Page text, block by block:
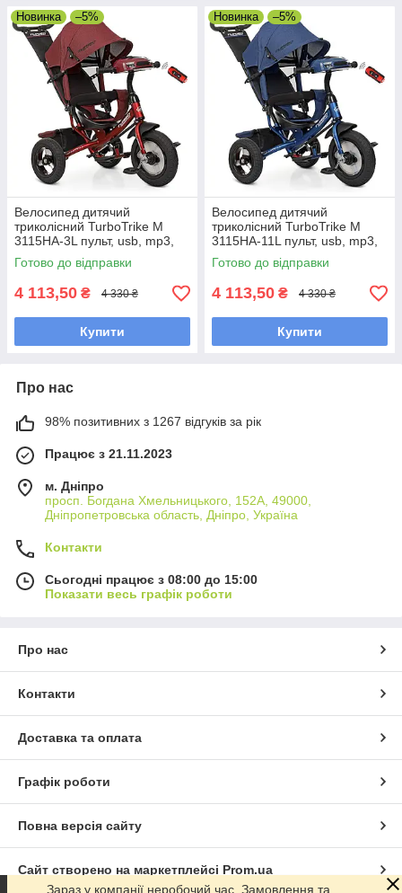
Новинка –5%
Велосипед дитячий
триколісний TurboTrike M
3115HA-3L пульт, usb, mp3,
BT, світло, колеса надувні,
червоний
Готово до відправки
4 113,50 ₴ 4 330 ₴
Купити
Новинка –5%
Велосипед дитячий
триколісний TurboTrike M
3115HA-11L пульт, usb, mp3,
BT, світло, колеса надувні,
синій
Готово до відправки
4 113,50 ₴ 4 330 ₴
Купити
Про нас
98% позитивних з 1267 відгуків за рік
Працює з 21.11.2023
м. Дніпро
просп. Богдана Хмельницького, 152А, 49000,
Дніпропетровська область, Дніпро, Україна
Контакти
Сьогодні працює з 08:00 до 15:00
Показати весь графік роботи
Про нас
Контакти
Доставка та оплата
Графік роботи
Повна версія сайту
Сайт створено на маркетплейсі Prom.ua
Зараз у компанії неробочий час. Замовлення та